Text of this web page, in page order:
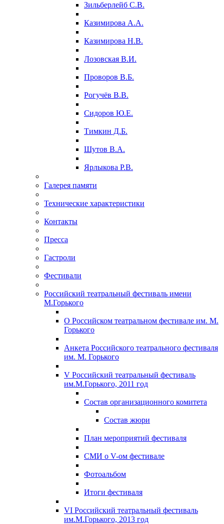
Зильберлейб С.В.
Казимирова А.А.
Казимирова Н.В.
Лозовская В.И.
Проворов В.Б.
Рогучёв В.В.
Сидоров Ю.Е.
Тимкин Д.Б.
Шутов В.А.
Ярлыкова Р.В.
Галерея памяти
Технические характеристики
Контакты
Пресса
Гастроли
Фестивали
Российский театральный фестиваль имени
М.Горького
О Российском театральном фестивале им. М.
Горького
Анкета Российского театрального фестиваля
им. М. Горького
V Российский театральный фестиваль
им.М.Горького, 2011 год
Состав организационного комитета
Состав жюри
План мероприятий фестиваля
СМИ о V-ом фестивале
Фотоальбом
Итоги фестиваля
VI Российский театральный фестиваль
им.М.Горького, 2013 год